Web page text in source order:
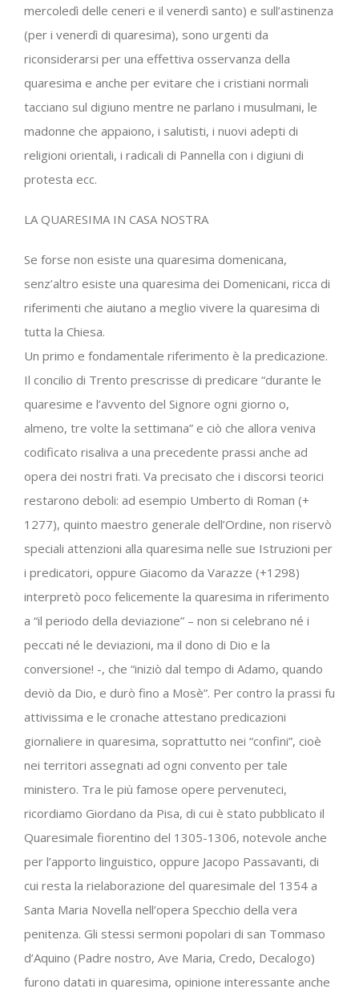
mercoledì delle ceneri e il venerdì santo) e sull’astinenza
(per i venerdì di quaresima), sono urgenti da
riconsiderarsi per una effettiva osservanza della
quaresima e anche per evitare che i cristiani normali
tacciano sul digiuno mentre ne parlano i musulmani, le
madonne che appaiono, i salutisti, i nuovi adepti di
religioni orientali, i radicali di Pannella con i digiuni di
protesta ecc.
LA QUARESIMA IN CASA NOSTRA
Se forse non esiste una quaresima domenicana,
senz’altro esiste una quaresima dei Domenicani, ricca di
riferimenti che aiutano a meglio vivere la quaresima di
tutta la Chiesa.
Un primo e fondamentale riferimento è la predicazione.
Il concilio di Trento prescrisse di predicare “durante le
quaresime e l’avvento del Signore ogni giorno o,
almeno, tre volte la settimana” e ciò che allora veniva
codificato risaliva a una precedente prassi anche ad
opera dei nostri frati. Va precisato che i discorsi teorici
restarono deboli: ad esempio Umberto di Roman (+
1277), quinto maestro generale dell’Ordine, non riservò
speciali attenzioni alla quaresima nelle sue Istruzioni per
i predicatori, oppure Giacomo da Varazze (+1298)
interpretò poco felicemente la quaresima in riferimento
a “il periodo della deviazione” – non si celebrano né i
peccati né le deviazioni, ma il dono di Dio e la
conversione! -, che “iniziò dal tempo di Adamo, quando
deviò da Dio, e durò fino a Mosè”. Per contro la prassi fu
attivissima e le cronache attestano predicazioni
giornaliere in quaresima, soprattutto nei “confini”, cioè
nei territori assegnati ad ogni convento per tale
ministero. Tra le più famose opere pervenuteci,
ricordiamo Giordano da Pisa, di cui è stato pubblicato il
Quaresimale fiorentino del 1305-1306, notevole anche
per l’apporto linguistico, oppure Jacopo Passavanti, di
cui resta la rielaborazione del quaresimale del 1354 a
Santa Maria Novella nell’opera Specchio della vera
penitenza. Gli stessi sermoni popolari di san Tommaso
d’Aquino (Padre nostro, Ave Maria, Credo, Decalogo)
furono datati in quaresima, opinione interessante anche